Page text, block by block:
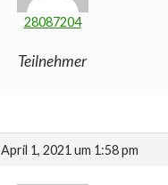
28087204
Teilnehmer
April 1, 2021 um 1:58 pm